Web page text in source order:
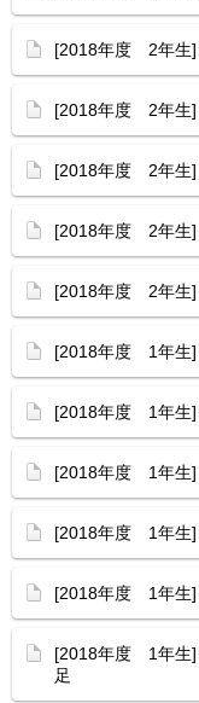
[2018年度 2年生]
[2018年度 2年生]
[2018年度 2年生]
[2018年度 2年生]
[2018年度 2年生]
[2018年度 1年生
[2018年度 1年生
[2018年度 1年生]
[2018年度 1年生]
[2018年度 1年生]
[2018年度 1年生]
足